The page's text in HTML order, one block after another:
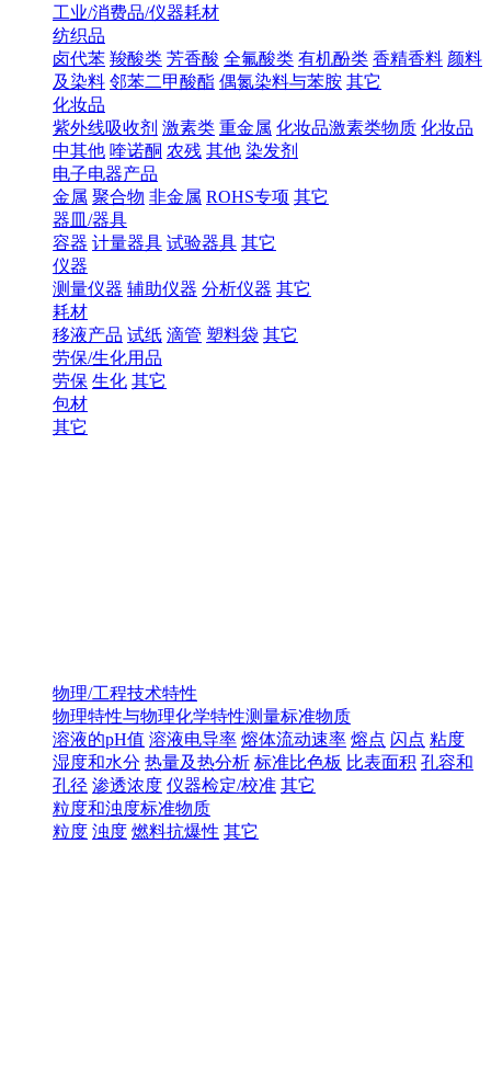
工业/消费品/仪器耗材
纺织品
卤代苯 羧酸类 芳香酸 全氟酸类 有机酚类 香精香料 颜料
及染料 邻苯二甲酸酯 偶氮染料与苯胺 其它
化妆品
紫外线吸收剂 激素类 重金属 化妆品激素类物质 化妆品
中其他 喹诺酮 农残 其他 染发剂
电子电器产品
金属 聚合物 非金属 ROHS专项 其它
器皿/器具
容器 计量器具 试验器具 其它
仪器
测量仪器 辅助仪器 分析仪器 其它
耗材
移液产品 试纸 滴管 塑料袋 其它
劳保/生化用品
劳保 生化 其它
包材
其它
物理/工程技术特性
物理特性与物理化学特性测量标准物质
溶液的pH值 溶液电导率 熔体流动速率 熔点 闪点 粘度
湿度和水分 热量及热分析 标准比色板 比表面积 孔容和
孔径 渗透浓度 仪器检定/校准 其它
粒度和浊度标准物质
粒度 浊度 燃料抗爆性 其它